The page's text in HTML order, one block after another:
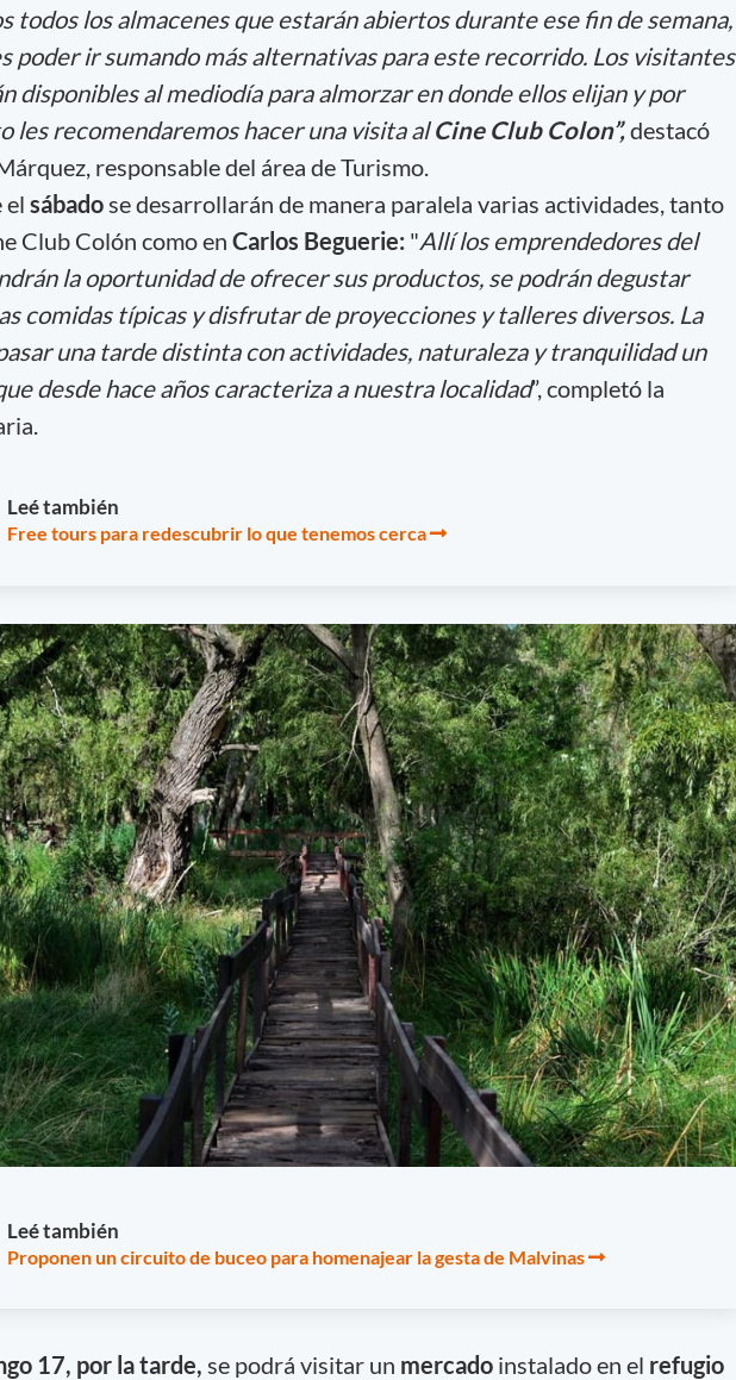
todos los almacenes que estarán abiertos durante ese fin de semana,
poder ir sumando más alternativas para este recorrido. Los visitantes
disponibles al mediodía para almorzar en donde ellos elijan y por
les recomendaremos hacer una visita alCine Club Colon”,destacó
responsable del área de Turismo.
el sábadose desarrollarán de manera paralela varias actividades, tanto
Club Colón como en Carlos Beguerie: "Allí los emprendedores del
la oportunidad de ofrecer sus productos, se podrán degustar
comidas típicas y disfrutar de proyecciones y talleres diversos. La
una tarde distinta con actividades, naturaleza y tranquilidad un
desde hace años caracteriza a nuestra localidad”, completó la
Leé también
Free tours para redescubrir lo que tenemos cerca
Leé también
Proponen un circuito de buceo para homenajear la gesta de Malvinas
17, por la tarde, se podrá visitar un mercado instalado en el refugio